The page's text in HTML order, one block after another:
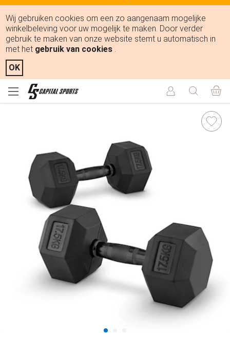
Wij gebruiken cookies om een zo aangenaam mogelijke
winkelbeleving voor uw mogelijk te maken. Door verder
gebruik te maken van onze website stemt u automatisch in
met het gebruik van cookies .
OK